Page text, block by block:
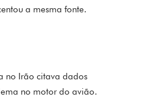
a mesma fonte.
no Irão citava dados
no motor do avião.